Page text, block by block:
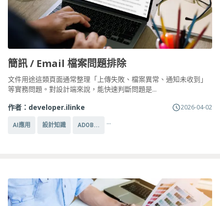
簡訊 / Email 檔案問題排除
文件用途這類頁面通常整理「上傳失敗、檔案異常、通知未收到」
等實務問題。對設計端來說，能快速判斷問題是...
作者： developer.ilinke 2026-04-02
AI應用 設計知識 ADOB... ...